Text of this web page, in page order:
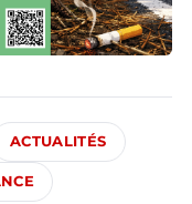
ACTUALITÉS